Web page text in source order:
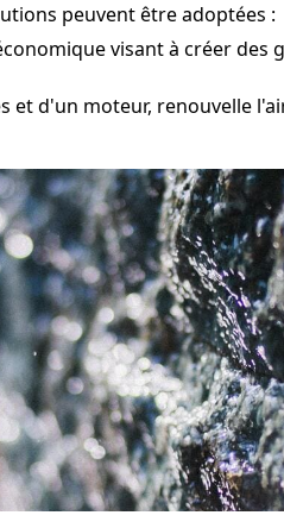
peuvent être adoptées :
visant à créer des
et d'un moteur, renouvelle